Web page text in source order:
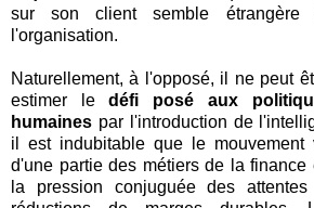
sur son client semble
l'organisation.
Naturellement, à l'opposé, il ne peut
estimer ledéfi posé aux
humaines par l'introduction de
il est indubitable que le mouvement
d'une partie des métiers de la finance
la pression conjuguée des